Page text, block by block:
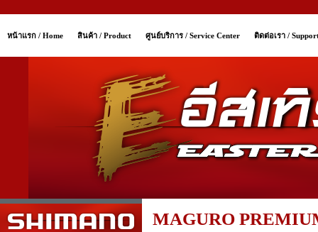
หน้าแรก / Home สินค้า / Product ศูนย์บริการ / Service Center ติดต่อเรา /
MAGURO